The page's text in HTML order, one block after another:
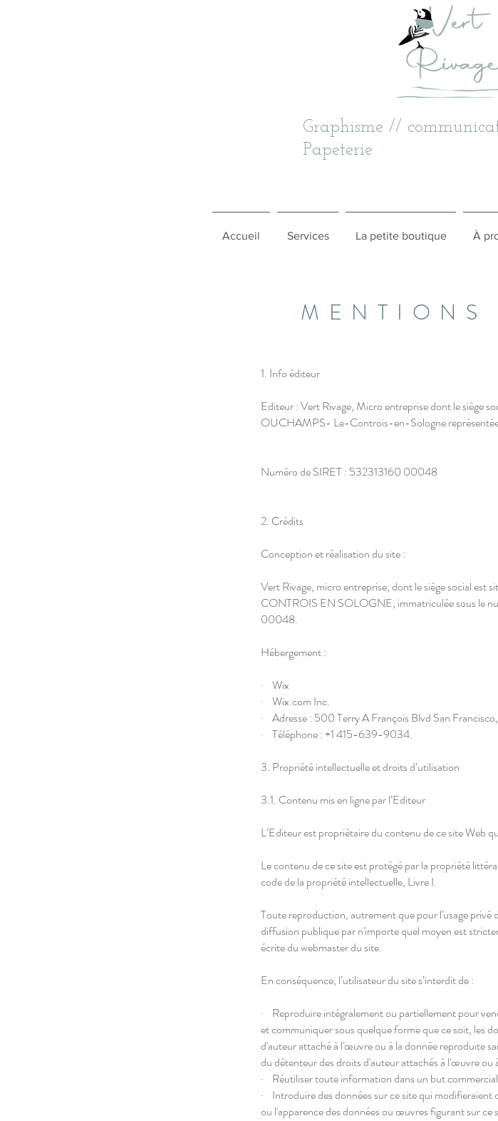
Graphisme //
Papeterie
Accueil Services La petite boutique À
MENTIONS
1. Info éditeur
Editeur : Vert Rivage, Micro entreprise dont le siège
OUCHAMPS- Le-Controis-en-Sologne
Numéro de SIRET : 532313160 00048
2. Crédits
Conception et réalisation du site :
Vert Rivage, micro entreprise, dont le siège social est
CONTROIS EN SOLOGNE, immatriculée sous le
00048.
Hébergement :
· Wix
· Wix.com Inc.
· Adresse : 500 Terry A François Blvd San
· Téléphone : +1 415-639-9034.
3. Propriété intellectuelle et droits d’utilisation
3.1. Contenu mis en ligne par l’Editeur
L’Editeur est propriétaire du contenu de ce site Web
Le contenu de ce site est protégé par la propriété
code de la propriété intellectuelle, Livre I.
Toute reproduction, autrement que pour l'usage privé
diffusion publique par n'importe quel moyen est
écrite du webmaster du site.
En conséquence, l’utilisateur du site s’interdit de :
· Reproduire intégralement ou partiellement pour
et communiquer sous quelque forme que ce soit, les
d'auteur attaché à l'œuvre ou à la donnée reproduite
du détenteur des droits d'auteur attachés à l'œuvre ou
· Réutiliser toute information dans un but
· Introduire des données sur ce site qui modifieraient
ou l'apparence des données ou œuvres figurant sur ce